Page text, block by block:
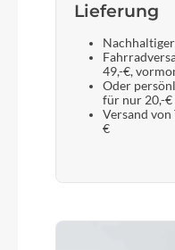
Lieferung
49,-€,
Oder
für nur 20,-€
Versand
€